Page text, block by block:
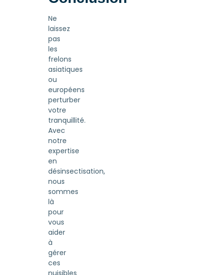
Ne
laissez
pas
les
frelons
asiatiques
ou
européens
perturber
votre
tranquillité.
Avec
notre
expertise
en
désinsectisation,
nous
sommes
là
pour
vous
aider
à
gérer
ces